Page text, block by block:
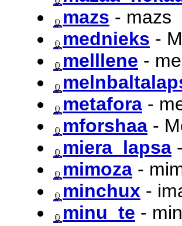
mazs - mazs
mednieks -
melllene -
metafora -
mforshaa -
miera_lapsa
mimoza -
minchux -
minu_te -